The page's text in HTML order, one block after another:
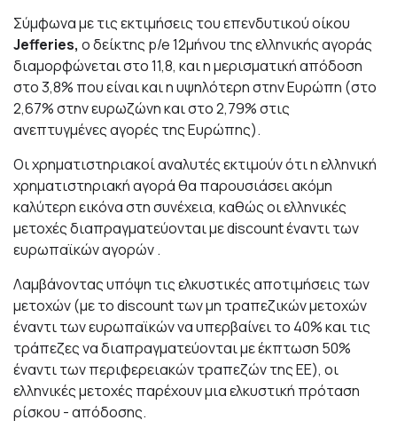
Σύμφωνα με τις εκτιμήσεις του επενδυτικού οίκου
Jefferies, ο δείκτης p/e 12μήνου της ελληνικής αγοράς
διαμορφώνεται στο 11,8, και η μερισματική απόδοση
στο 3,8% που είναι και η υψηλότερη στην Ευρώπη (στο
2,67% στην ευρωζώνη και στο 2,79% στις
ανεπτυγμένες αγορές της Ευρώπης).
Οι χρηματιστηριακοί αναλυτές εκτιμούν ότι η ελληνική
χρηματιστηριακή αγορά θα παρουσιάσει ακόμη
καλύτερη εικόνα στη συνέχεια, καθώς οι ελληνικές
μετοχές διαπραγματεύονται με discount έναντι των
ευρωπαϊκών αγορών .
Λαμβάνοντας υπόψη τις ελκυστικές αποτιμήσεις των
μετοχών (με το discount των μη τραπεζικών μετοχών
έναντι των ευρωπαϊκών να υπερβαίνει το 40% και τις
τράπεζες να διαπραγματεύονται με έκπτωση 50%
έναντι των περιφερειακών τραπεζών της ΕΕ), οι
ελληνικές μετοχές παρέχουν μια ελκυστική πρόταση
ρίσκου - απόδοσης.